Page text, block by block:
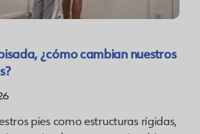
¿cómo cambian nuestros
pies como estructuras rígidas,